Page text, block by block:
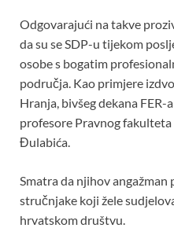
Odgovarajući na takve
da su se SDP-u tijekom
osobe s bogatim
područja. Kao primjere
Hranja, bivšeg dekana FER-
profesore Pravnog
Đulabića.
Smatra da njihov angažman
stručnjake koji žele
hrvatskom društvu.